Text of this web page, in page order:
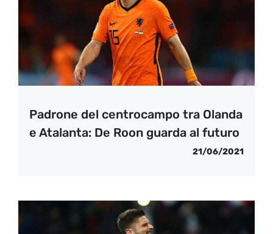
Padrone del centrocampo tra Olanda
e Atalanta: De Roon guarda al futuro
21/06/2021